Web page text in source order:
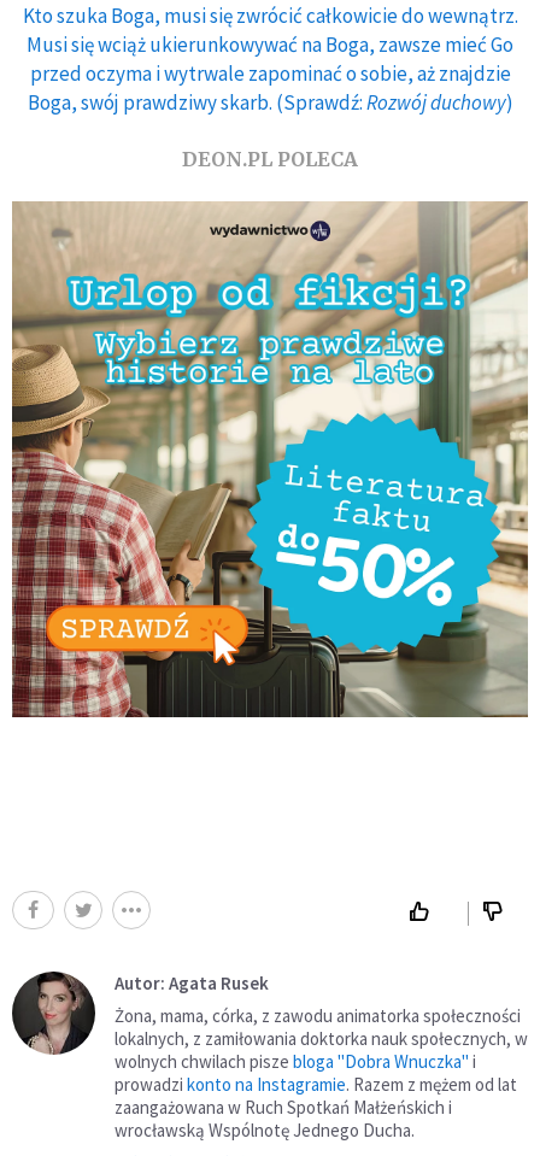
Kto szuka Boga, musi się zwrócić całkowicie do wewnątrz.
Musi się wciąż ukierunkowywać na Boga, zawsze mieć Go
przed oczyma i wytrwale zapominać o sobie, aż znajdzie
Boga, swój prawdziwy skarb. (Sprawdź:Rozwój duchowy)
DEON.PL POLECA
Autor: Agata Rusek
Żona, mama, córka, z zawodu animatorka społeczności
lokalnych, z zamiłowania doktorka nauk społecznych, w
wolnych chwilach pisze bloga "Dobra Wnuczka" i
prowadzi konto na Instagramie. Razem z mężem od lat
zaangażowana w Ruch Spotkań Małżeńskich i
wrocławską Wspólnotę Jednego Ducha.